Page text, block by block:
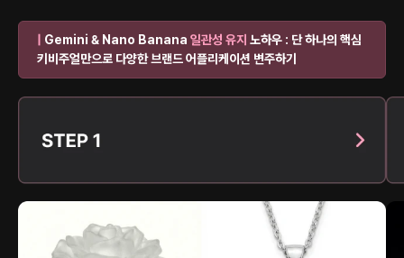
Gemini & Nano Banana 일관성 유지 노하우 : 단 하나의 핵심
키비주얼만으로 다양한 브랜드 어플리케이션 변주하기